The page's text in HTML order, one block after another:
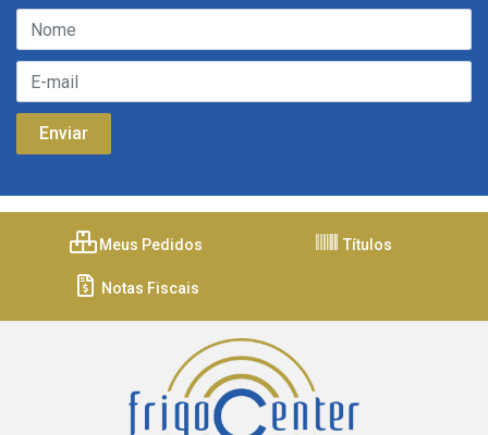
Meus Pedidos Títulos
Notas Fiscais